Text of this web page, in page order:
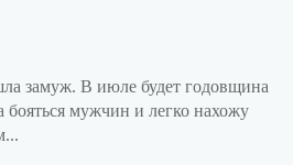
замуж. В июле будет годовщина
бояться мужчин и легко нахожу